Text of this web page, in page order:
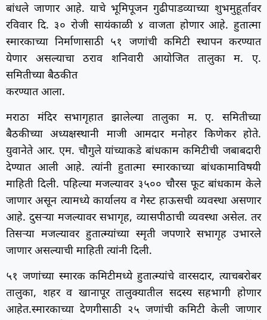
बांधले जाणार आहे. याचे भूमिपूजन गुढीपाडव्याच्या शुभमुहूर्तावर
रविवार दि. ३० रोजी सायंकाळी ४ वाजता होणार आहे. हुतात्मा
स्मारकाच्या निर्माणासाठी ५१ जणांची कमिटी स्थापन करण्यात
येणार असल्याचा ठराव शनिवारी आयोजित तालुका म. ए.
समितीच्या बैठकीत
करण्यात आला.
मराठा मंदिर सभागृहात झालेल्या तालुका म. ए. समितीच्या
बैठकीच्या अध्यक्षस्थानी माजी आमदार मनोहर किणेकर होते.
युवानेते आर. एम. चौगुले यांच्याकडे बांधकाम कमिटीची जबाबदारी
देण्यात आली आहे. त्यांनी हुतात्मा स्मारकाच्या बांधकामाविषयी
माहिती दिली. पहिल्या मजल्यावर ३५०० चौरस फूट बांधकाम केले
जाणार असून त्यामध्ये कार्यालय व गेस्ट हाऊसची व्यवस्था असणार
आहे. दुसऱ्या मजल्यावर सभागृह, व्यासपीठाची व्यवस्था असेल. तर
तिसऱ्या मजल्यावर हुतात्म्यांच्या स्मृती जपणारे सभागृह उभारले
जाणार असल्याची माहिती त्यांनी दिली.
५१ जणांच्या स्मारक कमिटीमध्ये हुतात्म्यांचे वारसदार, त्याचबरोबर
तालुका, शहर व खानापूर तालुक्यातील सदस्य सहभागी होणार
आहेत.स्मारकाच्या देणगीसाठी २५ जणांची कमिटी केली जाणार